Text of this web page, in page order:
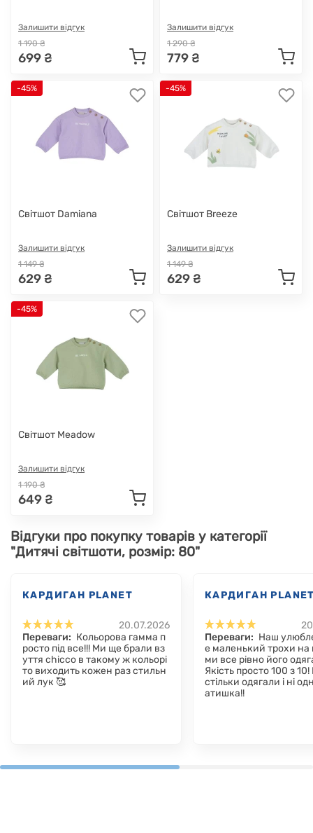
Залишити відгук
1 190 ₴
699 ₴
Залишити відгук
1 290 ₴
779 ₴
-45%
Світшот Damiana
Залишити відгук
1 149 ₴
629 ₴
-45%
Світшот Breeze
Залишити відгук
1 149 ₴
629 ₴
-45%
Світшот Meadow
Залишити відгук
1 190 ₴
649 ₴
Відгуки про покупку товарів у категорії
"Дитячі світшоти, розмір: 80"
КАРДИГАН PLANET
20.07.2026
Переваги: Кольорова гамма п
росто під все!!! Ми ще брали вз
уття chicco в такому ж кольорі
то виходить кожен раз стильн
ий лук 🥰
КАРДИГАН
Переваги: Наш
е маленький трохи на
ми все рівно його
Якість просто 100 з
стільки одягали і ні
атишка!!